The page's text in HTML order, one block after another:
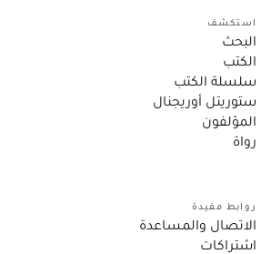
استكشف
البحث
الكتب
سلسلة الكتب
ستوريتل أوريجنال
المؤلفون
رواة
روابط مفيدة
الاتصال والمساعدة
اشتراكات